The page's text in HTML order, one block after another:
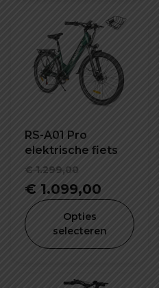
RS-A01 Pro
elektrische fiets
€1.299,00
prijs
was:
€ 1.299,00.
€ 1.099,00
prijs
is:
€
Opties
selecteren